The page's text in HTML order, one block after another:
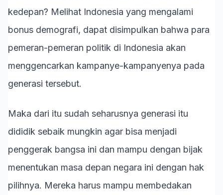
kedepan? Melihat Indonesia yang mengalami
bonus demografi, dapat disimpulkan bahwa para
pemeran-pemeran politik di Indonesia akan
menggencarkan kampanye-kampanyenya pada
generasi tersebut.
Maka dari itu sudah seharusnya generasi itu
dididik sebaik mungkin agar bisa menjadi
penggerak bangsa ini dan mampu dengan bijak
menentukan masa depan negara ini dengan hak
pilihnya. Mereka harus mampu membedakan